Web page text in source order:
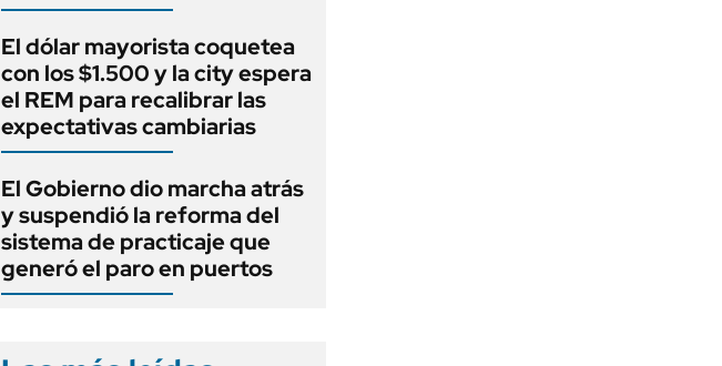
El dólar mayorista coquetea
con los $1.500 y la city espera
el REM para recalibrar las
expectativas cambiarias
El Gobierno dio marcha atrás
y suspendió la reforma del
sistema de practicaje que
generó el paro en puertos